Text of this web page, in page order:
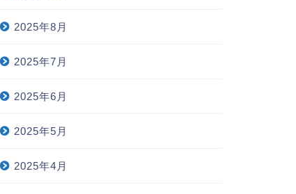
2025年8月
2025年7月
2025年6月
2025年5月
2025年4月